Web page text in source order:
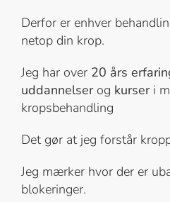
Derfor er enhver
netop din krop.
Jeg har over 20 års
uddannelserog kurseri
kropsbehandling
Det gør at jeg forstår
Jeg mærker hvor der er
blokeringer.